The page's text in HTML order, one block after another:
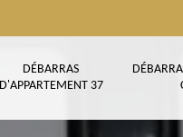
DÉBARRAS
D'APPARTEMENT 37